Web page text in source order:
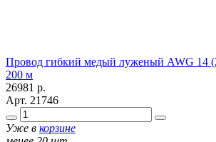
Провод гибкий медый луженый AWG 14
200 м
26981 р.
Арт. 21746
Уже в корзине